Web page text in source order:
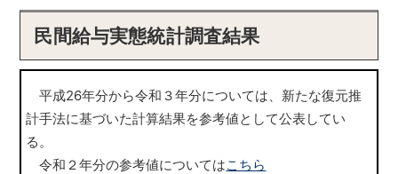
民間給与実態統計調査結果
平成26年分から令和３年分については、新たな復元推
計手法に基づいた計算結果を参考値として公表してい
る。
令和２年分の参考値についてはこちら